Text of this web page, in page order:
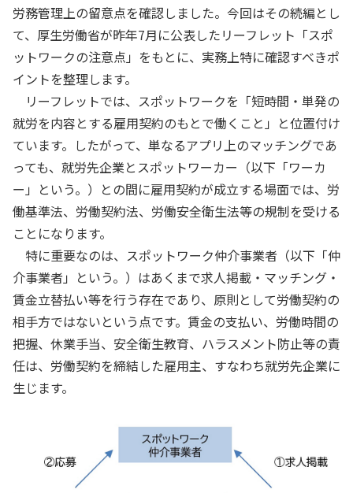
労務管理上の留意点を確認しました。今回はその続編とし
て、厚生労働省が昨年7月に公表したリーフレット「スポ
ットワークの注意点」をもとに、実務上特に確認すべきポ
イントを整理します。
リーフレットでは、スポットワークを「短時間・単発の
就労を内容とする雇用契約のもとで働くこと」と位置付け
ています。したがって、単なるアプリ上のマッチングであ
っても、就労先企業とスポットワーカー（以下「ワーカ
ー」という。）との間に雇用契約が成立する場面では、労
働基準法、労働契約法、労働安全衛生法等の規制を受ける
ことになります。
特に重要なのは、スポットワーク仲介事業者（以下「仲
介事業者」という。）はあくまで求人掲載・マッチング・
賃金立替払い等を行う存在であり、原則として労働契約の
相手方ではないという点です。賃金の支払い、労働時間の
把握、休業手当、安全衛生教育、ハラスメント防止等の責
任は、労働契約を締結した雇用主、すなわち就労先企業に
生じます。